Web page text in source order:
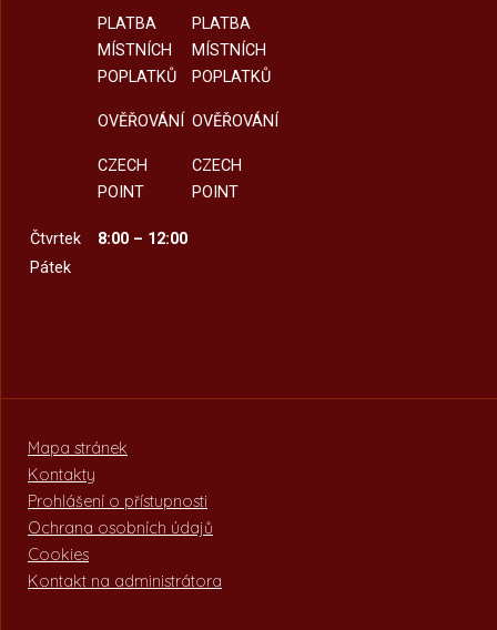
PLATBA
MÍSTNÍCH
POPLATKŮ
OVĚŘOVÁNÍ
CZECH
POINT
PLATBA
MÍSTNÍCH
POPLATKŮ
OVĚŘOVÁNÍ
CZECH
POINT
Čtvrtek
8:00 – 12:00
Pátek
Mapa stránek
Kontakty
Prohlášení o přístupnosti
Ochrana osobních údajů
Cookies
Kontakt na administrátora